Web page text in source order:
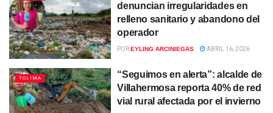
denuncian irregularidades en
relleno sanitario y abandono del
operador
POREYLING ARCINIEGAS ABRIL 16, 2026
TOLIMA
“Seguimos en alerta”: alcalde de
Villahermosa reporta 40% de red
vial rural afectada por el invierno